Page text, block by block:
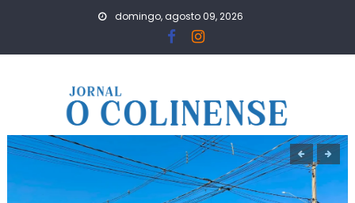
domingo, agosto 09, 2026